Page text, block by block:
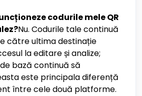
codurile mele QR
Nu. Codurile tale continuă
către ultima destinație
la editare și analize;
bază continuă să
este principala diferență
între cele două platforme.